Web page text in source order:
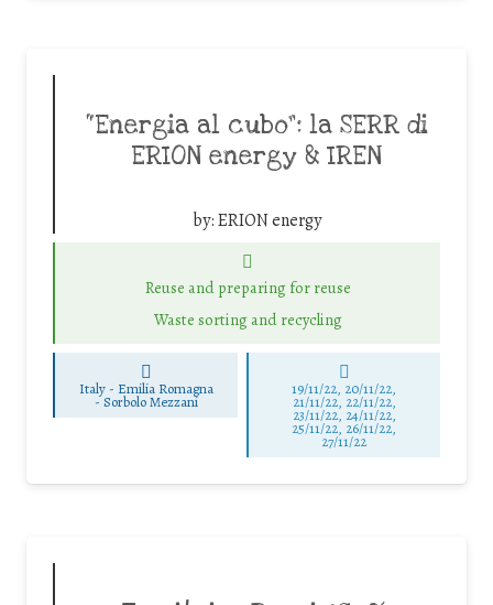
“Energia al cubo”: la SERR di
ERION energy & IREN
by:ERION energy
Reuse and preparing for reuse
Waste sorting and recycling
Italy - Emilia Romagna
-Sorbolo Mezzani
19/11/22, 20/11/22,
21/11/22, 22/11/22,
23/11/22, 24/11/22,
25/11/22, 26/11/22,
27/11/22